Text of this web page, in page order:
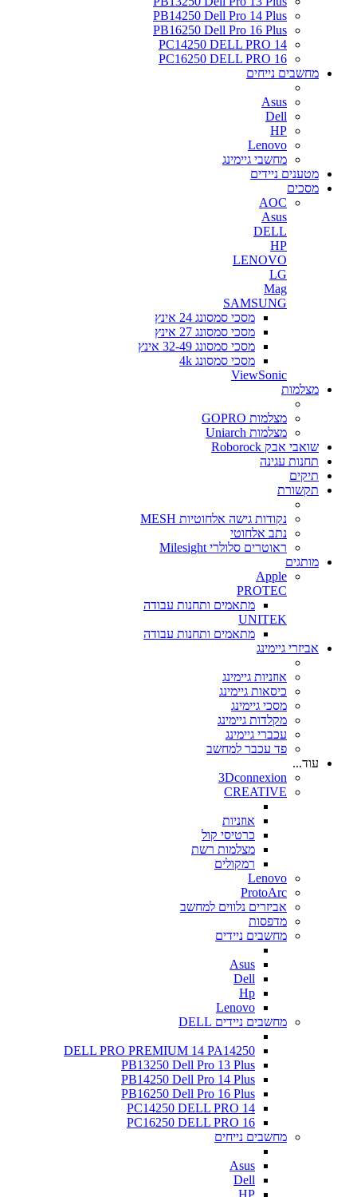
PB14250 Dell Pro 14 Plus
PB16250 Dell Pro 16 Plus
PC14250 DELL PRO 14
PC16250 DELL PRO 16
מחשבים נייחים
Asus
Dell
HP
Lenovo
מחשבי גיימינג
מטענים ניידים
מסכים
AOC
Asus
DELL
HP
LENOVO
LG
Mag
SAMSUNG
מסכי סמסונג 24 אינץ
מסכי סמסונג 27 אינץ
מסכי סמסונג 32-49 אינץ
מסכי סמסונג 4k
ViewSonic
מצלמות
מצלמות GOPRO
מצלמות Uniarch
שואבי אבק Roborock
תחנות עגינה
תיקים
תקשורת
נקודות גישה אלחוטיות MESH
נתב אלחוטי
ראוטרים סלולרי Milesight
מותגים
Apple
PROTEC
מתאמים ותחנות עבודה
UNITEK
מתאמים ותחנות עבודה
אביזרי גיימינג
אוזניות גיימינג
כיסאות גיימינג
מסכי גיימינג
מקלדות גיימינג
עכברי גיימינג
פד עכבר למחשב
עוד...
3Dconnexion
CREATIVE
אוזניות
כרטיסי קול
מצלמות רשת
רמקולים
Lenovo
ProtoArc
אביזרים נלווים למחשב
מדפסות
מחשבים ניידים
Asus
Dell
Hp
Lenovo
מחשבים ניידים DELL
DELL PRO PREMIUM 14 PA14250
PB13250 Dell Pro 13 Plus
PB14250 Dell Pro 14 Plus
PB16250 Dell Pro 16 Plus
PC14250 DELL PRO 14
PC16250 DELL PRO 16
מחשבים נייחים
Asus
Dell
HP